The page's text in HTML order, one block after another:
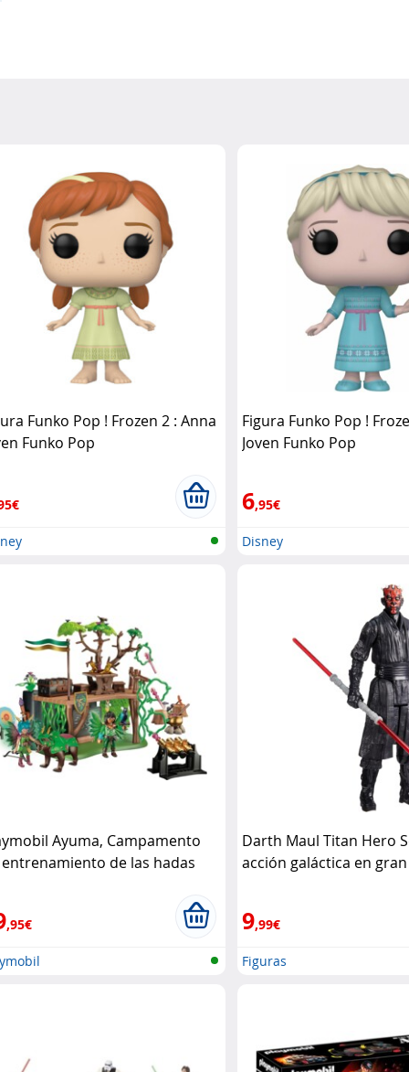
Funko Pop ! Frozen 2 : Anna
Funko Pop
Figura Funko Pop !
Joven Funko Pop
6,95€
Disney
Ayuma, Campamento
de las hadas
,95€
Darth Maul Titan Hero
acción galáctica en
9,99€
Figuras